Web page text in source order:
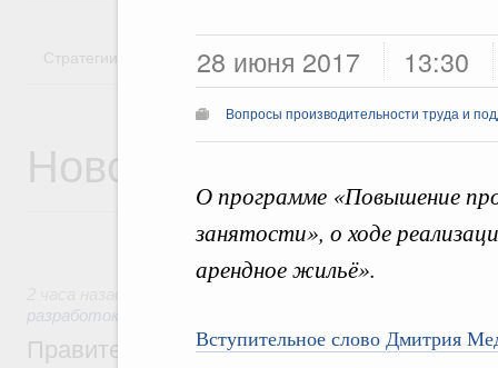
28 июня 2017 13:30
Вопросы производительности труда и
О программе «Повышение
занятости», о ходе
арендное жильё».
Вступительное слово Дмитрия
Стратегии Государственные программы
Новости
разработок
Правительство расширило перечень